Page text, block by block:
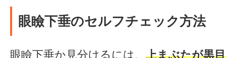
眼瞼下垂のセルフチェック方法
眼瞼下垂か見分けるには、 上まぶたが黒